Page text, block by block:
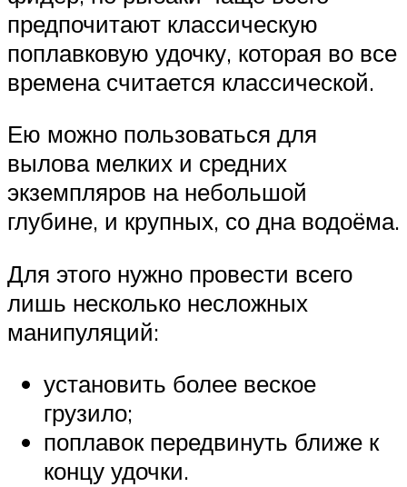
предпочитают классическую
поплавковую удочку, которая во все
времена считается классической.
Ею можно пользоваться для
вылова мелких и средних
экземпляров на небольшой
глубине, и крупных, со дна водоёма.
Для этого нужно провести всего
лишь несколько несложных
манипуляций:
установить более веское
грузило;
поплавок передвинуть ближе к
концу удочки.